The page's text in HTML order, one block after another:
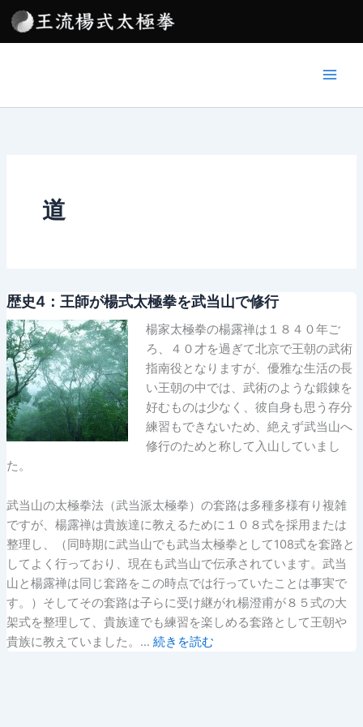
を
ッ
道
歴史4：王師が楊式太極拳を武当山で修行
楊家太極拳の楊露禅は１８４０年ご
ろ、４０才を過ぎて北京で王朝の武術
指南役となりますが、優雅な生活の長
い王朝の中では、武術のような鍛錬を
好むものは少なく、彼自身も思う存分
練習もできないため、絶えず武当山へ
修行のためと称して入山していまし
た。
武当山の太極拳法（武当派太極拳）の套路は多種多様有り複雑
ですが、楊露禅は貴族達に教えるために１０８式を採用または
整理し、（同時期に武当山でも武当太極拳として108式を套路と
してよく行っており、現在も武当山で伝承されています。武当
山と楊露禅は同じ套路をこの時点では行っていたことは事実で
す。）そしてその套路は子らに受け継がれ楊澄甫が８５式の大
架式を整理して、貴族達でも練習を楽しめる套路として王朝や
貴族に教えていました。… 続きを読む